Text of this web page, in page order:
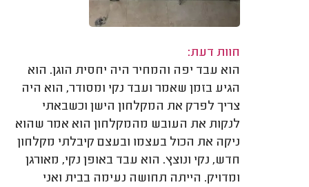
חוות דעת:
הוא עבד יפה והמחיר היה יחסית הוגן. הוא
הגיע בזמן שאמר ועבד נקי ומסודר, הוא היה
צריך לפרק את המקלחון הישן וכשבאתי
לנקות את העובש מהמקלחון הוא אמר שהוא
ניקה את הכול בעצמו ובעצם קיבלתי מקלחון
חדש, נקי ונוצץ. הוא עבד באופן נקי, מאורגן
ומדויק. הייתה תחושה נעימה בבית ואני